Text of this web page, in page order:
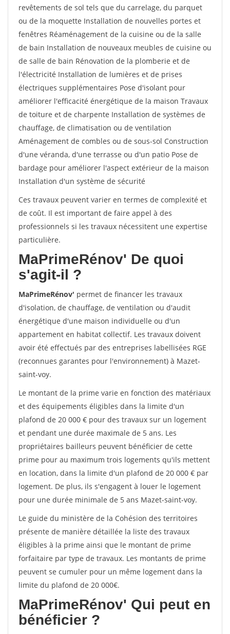
revêtements de sol tels que du carrelage, du parquet
ou de la moquette Installation de nouvelles portes et
fenêtres Réaménagement de la cuisine ou de la salle
de bain Installation de nouveaux meubles de cuisine ou
de salle de bain Rénovation de la plomberie et de
l'électricité Installation de lumières et de prises
électriques supplémentaires Pose d'isolant pour
améliorer l'efficacité énergétique de la maison Travaux
de toiture et de charpente Installation de systèmes de
chauffage, de climatisation ou de ventilation
Aménagement de combles ou de sous-sol Construction
d'une véranda, d'une terrasse ou d'un patio Pose de
bardage pour améliorer l'aspect extérieur de la maison
Installation d'un système de sécurité
Ces travaux peuvent varier en termes de complexité et
de coût. Il est important de faire appel à des
professionnels si les travaux nécessitent une expertise
particulière.
MaPrimeRénov' De quoi
s'agit-il ?
MaPrimeRénov' permet de financer les travaux
d'isolation, de chauffage, de ventilation ou d'audit
énergétique d'une maison individuelle ou d'un
appartement en habitat collectif. Les travaux doivent
avoir été effectués par des entreprises labellisées RGE
(reconnues garantes pour l'environnement) à Mazet-
saint-voy.
Le montant de la prime varie en fonction des matériaux
et des équipements éligibles dans la limite d'un
plafond de 20 000 € pour des travaux sur un logement
et pendant une durée maximale de 5 ans. Les
propriétaires bailleurs peuvent bénéficier de cette
prime pour au maximum trois logements qu'ils mettent
en location, dans la limite d'un plafond de 20 000 € par
logement. De plus, ils s'engagent à louer le logement
pour une durée minimale de 5 ans Mazet-saint-voy.
Le guide du ministère de la Cohésion des territoires
présente de manière détaillée la liste des travaux
éligibles à la prime ainsi que le montant de prime
forfaitaire par type de travaux. Les montants de prime
peuvent se cumuler pour un même logement dans la
limite du plafond de 20 000€.
MaPrimeRénov' Qui peut en
bénéficier ?